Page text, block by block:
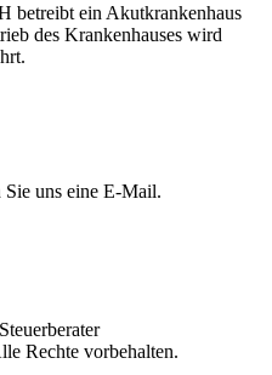
betreibt ein Akutkrankenhaus
des Krankenhauses wird
Sie uns eine E-Mail.
Rechte vorbehalten.